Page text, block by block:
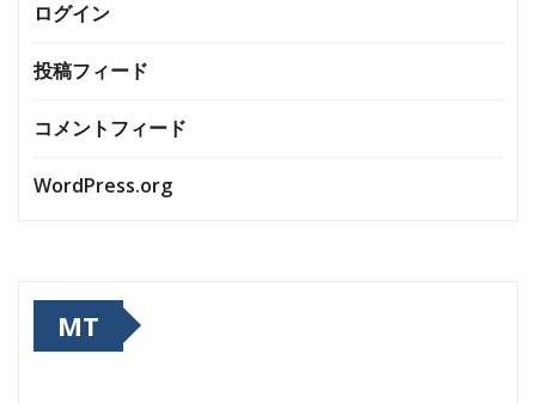
ログイン
投稿フィード
コメントフィード
WordPress.org
MT